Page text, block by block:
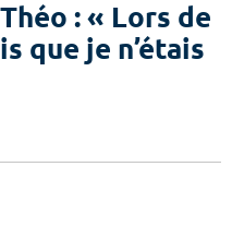
: « Lors de
que je n’étais